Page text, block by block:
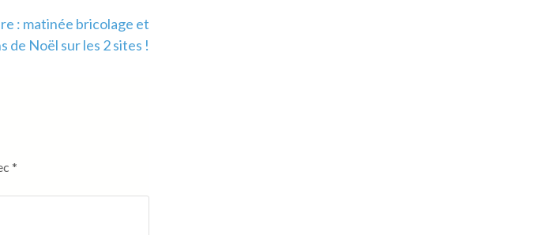
: matinée bricolage et
de Noël sur les 2 sites !
*